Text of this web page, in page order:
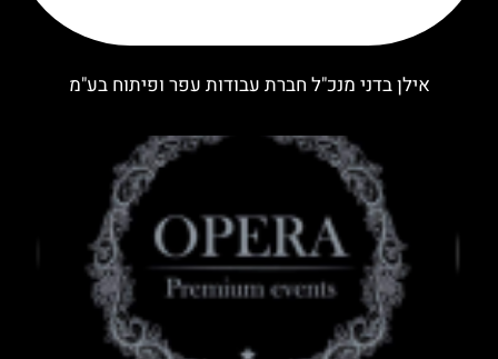
אילן בדני מנכ"ל חברת עבודות עפר ופיתוח בע"מ